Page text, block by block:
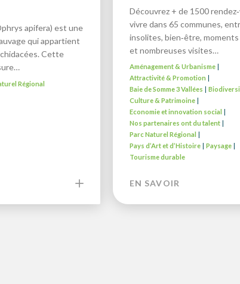
apifera) est une
qui appartient
Cette
Régional
Découvrez + de 1500
vivre dans 65 communes,
insolites, bien‑être,
et nombreuses visites…
Aménagement & Urbanisme|
Attractivité & Promotion
Baie de Somme 3 Vallées
Culture & Patrimoine|
Economie et innovation social
Nos partenaires ont du talent|
Parc Naturel Régional
Pays d’Art et d’Histoire| Paysage|
Tourisme durable
EN SAVOIR